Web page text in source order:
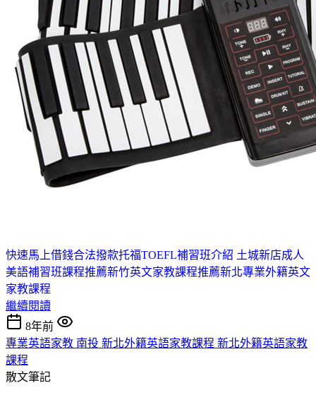
快速馬上借錢合法撥款托福TOEFL補習班介紹 土城新店成人
美語補習班課程推薦新竹英文家教課程推薦新北專業外籍英文
家教課程
繼續閱讀
8年前
專業英語家教 南投 新北外籍英語家教課程 新北外籍英語家教
課程
散文筆記